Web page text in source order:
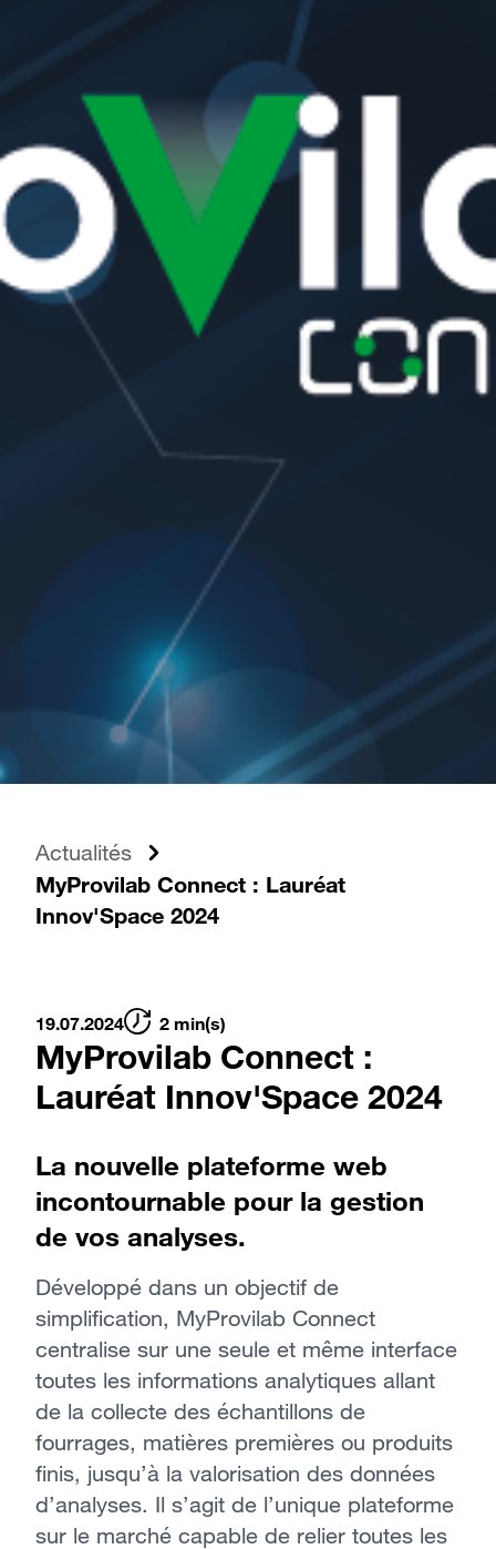
Actualités
MyProvilab Connect : Lauréat
Innov'Space 2024
19.07.2024 2 min(s)
MyProvilab Connect :
Lauréat Innov'Space 2024
La nouvelle plateforme web
incontournable pour la gestion
de vos analyses.
Développé dans un objectif de
simplification, MyProvilab Connect
centralise sur une seule et même interface
toutes les informations analytiques allant
de la collecte des échantillons de
fourrages, matières premières ou produits
finis, jusqu’à la valorisation des données
d’analyses. Il s’agit de l’unique plateforme
sur le marché capable de relier toutes les